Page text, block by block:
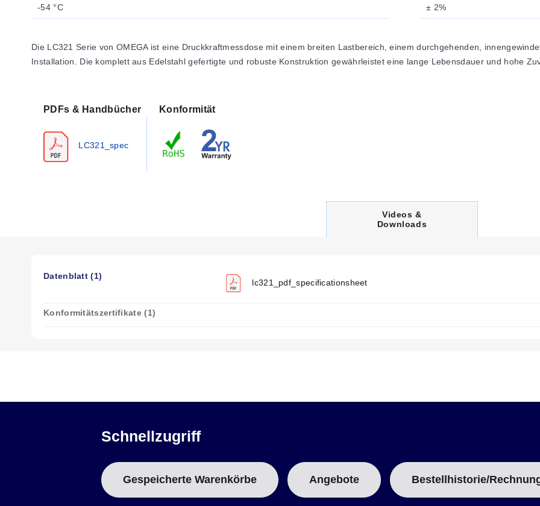
-54 °C
± 2%
Die LC321 Serie von OMEGA ist eine Druckkraftmessdose mit einem breiten Lastbereich, einem durchgehenden,
Installation. Die komplett aus Edelstahl gefertigte und robuste Konstruktion gewährleistet eine lange Lebensdauer und hohe
PDFs & Handbücher
LC321_spec
Konformität
C
U
Videos &
Downloads
Datenblatt (1)
lc321_pdf_specificationsheet
Konformitätszertifikate (1)
Schnellzugriff
Gespeicherte Warenkörbe Angebote Bestellhistorie/